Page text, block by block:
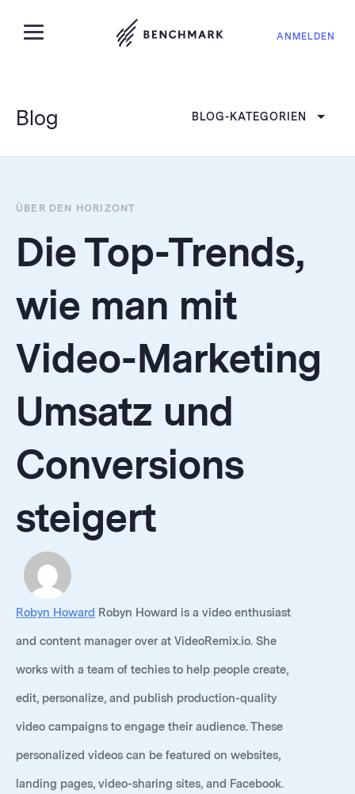
ANMELDEN
Blog BLOG-KATEGORIEN
ÜBER DEN HORIZONT
Die Top-Trends,
wie man mit
Video-Marketing
Umsatz und
Conversions
steigert
Robyn Howard Robyn Howard is a video enthusiast
and content manager over at VideoRemix.io. She
works with a team of techies to help people create,
edit, personalize, and publish production-quality
video campaigns to engage their audience. These
personalized videos can be featured on websites,
landing pages, video-sharing sites, and Facebook.